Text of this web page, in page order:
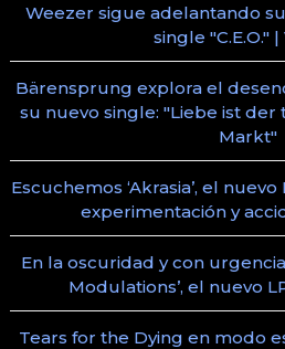
Weezer sigue adelantando
single "C.E.O." |
Bärensprung explora el
su nuevo single: "Liebe ist
Markt"
Escuchemos ‘Akrasia’, el
experimentación y
En la oscuridad y con
Modulations’, el nuevo
Tears for the Dying en modo